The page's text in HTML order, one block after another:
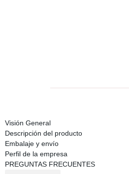
Visión General
Descripción del producto
Embalaje y envío
Perfil de la empresa
PREGUNTAS FRECUENTES